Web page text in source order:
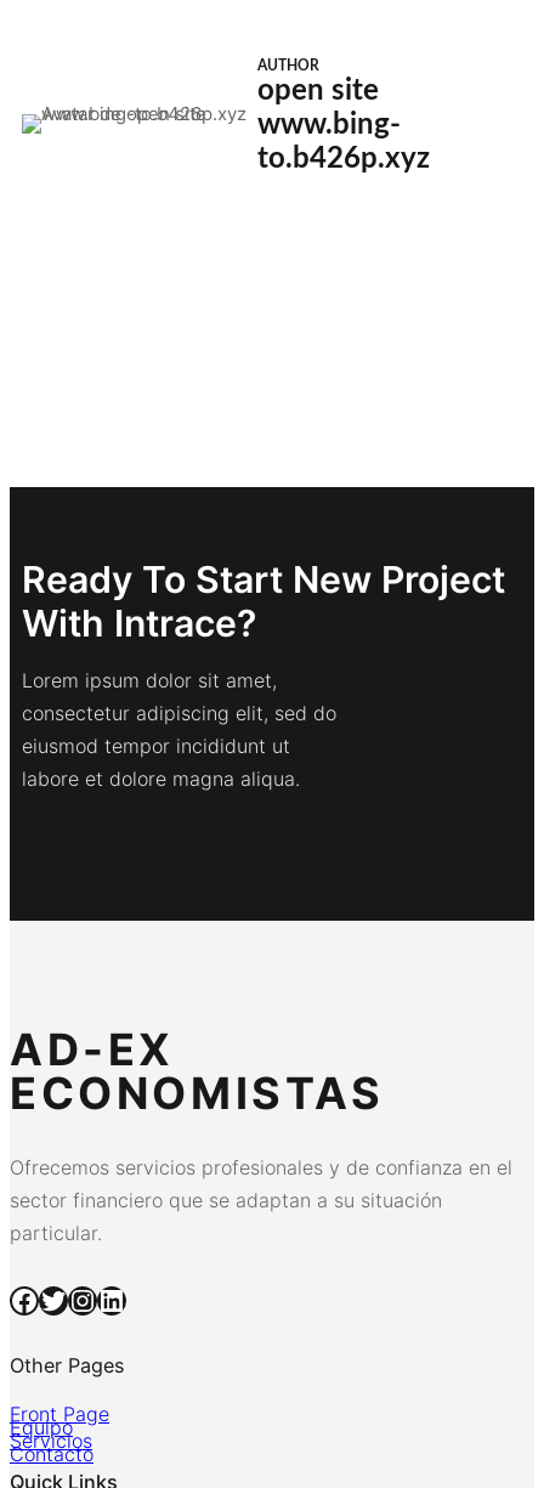
AUTHOR
open site
www.bing-
to.b426p.xyz
Ready To Start New Project
With Intrace?
Lorem ipsum dolor sit amet,
consectetur adipiscing elit, sed do
eiusmod tempor incididunt ut
labore et dolore magna aliqua.
AD-EX
ECONOMISTAS
Ofrecemos servicios profesionales y de confianza en el
sector financiero que se adaptan a su situación
particular.
Facebook Twitter InstagramLinkedIn
Other Pages
Front Page
Equipo
Servicios
Contacto
Quick Links